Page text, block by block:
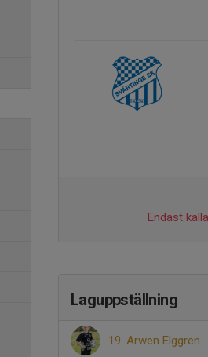
Endast
Laguppställning
19. Arwen Elggren